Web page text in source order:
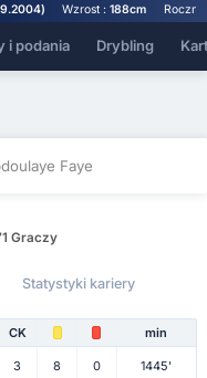
Wzrost :188cm
i podania Drybling
Faye
Graczy
Statystyki kariery
CK min
3 8 0 1445'